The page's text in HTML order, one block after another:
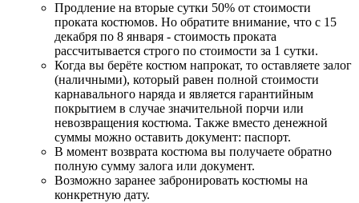
Продление на вторые сутки 50% от стоимости
проката костюмов. Но обратите внимание, что с 15
декабря по 8 января - стоимость проката
рассчитывается строго по стоимости за 1 сутки.
Когда вы берёте костюм напрокат, то оставляете залог
(наличными), который равен полной стоимости
карнавального наряда и является гарантийным
покрытием в случае значительной порчи или
невозвращения костюма. Также вместо денежной
суммы можно оставить документ: паспорт.
В момент возврата костюма вы получаете обратно
полную сумму залога или документ.
Возможно заранее забронировать костюмы на
конкретную дату.